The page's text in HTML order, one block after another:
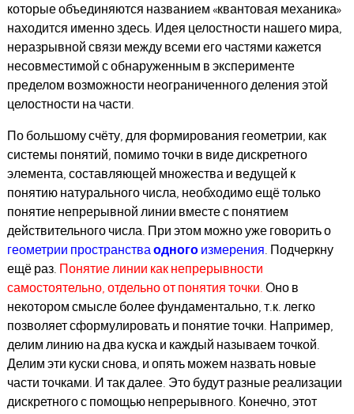
которые объединяются названием «квантовая механика»
находится именно здесь. Идея целостности нашего мира,
неразрывной связи между всеми его частями кажется
несовместимой с обнаруженным в эксперименте
пределом возможности неограниченного деления этой
целостности на части.
По большому счёту, для формирования геометрии, как
системы понятий, помимо точки в виде дискретного
элемента, составляющей множества и ведущей к
понятию натурального числа, необходимо ещё только
понятие непрерывной линии вместе с понятием
действительного числа. При этом можно уже говорить о
геометрии пространства одногоизмерения . Подчеркну
ещё раз.
Понятие линии как непрерывности
самостоятельно, отдельно от понятия точки. Оно в
некотором смысле более фундаментально, т.к. легко
позволяет сформулировать и понятие точки. Например,
делим линию на два куска и каждый называем точкой.
Делим эти куски снова, и опять можем назвать новые
части точками. И так далее. Это будут разные реализации
дискретного с помощью непрерывного. Конечно, этот